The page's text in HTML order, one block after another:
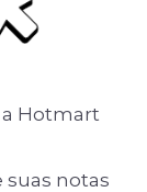
Hotmart
notas